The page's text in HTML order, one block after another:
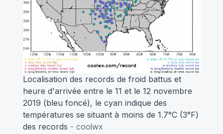
Localisation des records de froid battus et
heure d'arrivée entre le 11 et le 12 novembre
2019 (bleu foncé), le cyan indique des
températures se situant à moins de 1.7°C (3°F)
des records - coolwx